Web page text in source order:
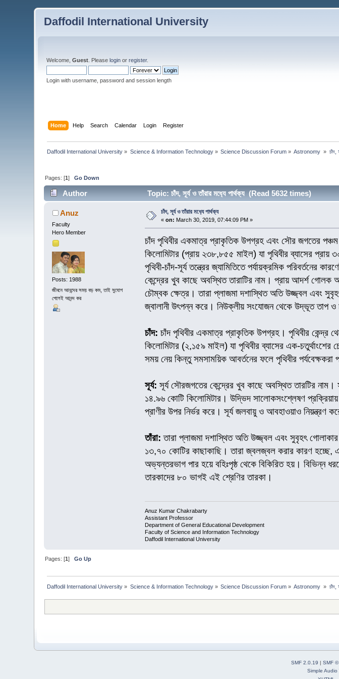
Daffodil International University
Welcome,Guest . Pleaselogin orregister.
Login with username, password and session length
Home Help Search Calendar Login Register
Daffodil International University » Science & Information Technology» Science Discussion Forum » Astronomy » চাঁদ,
Pages: [1]Go Down
Author Topic: চাঁদ, সূর্য ও তাঁরার মধ‍্যে পার্থক‍্য (Read 5632 times)
Anuz
Faculty
Hero Member
Posts: 1988
জীবনে আনন্দের সময় বড় কম, তাই সুযোগ
পেলেই আনন্দ কর
চাঁদ, সূর্য ও তাঁরার মধ‍্যে পার্থক‍্য
«on: March 30, 2019, 07:44:09 PM »
চাঁদ পৃথিবীর একমাত্র প্রাকৃতিক উপগ্রহ এবং সৌর জগতের
কিলোমিটার (প্রায় ২৩৮,৮৫৫ মাইল) যা পৃথিবীর ব্যাসের
পৃথিবী-চাঁদ-সূর্য তন্ত্রের জ্যামিতিতে পর্যায়ক্রমিক পরিবর্তনের
কেন্দ্রের খুব কাছে অবস্থিত তারাটির নাম। প্রায় আদর্শ
চৌম্বক ক্ষেত্র। তারা প্লাজমা দশাস্থিত অতি উজ্জ্বল এবং
জ্বালানী উৎপন্ন করে। নিউক্লীয় সংযোজন থেকে উদ্ভূত তাপ ও
চাঁদ: চাঁদ পৃথিবীর একমাত্র প্রাকৃতিক উপগ্রহ। পৃথিবীর কেন্দ্র
কিলোমিটার (২,১৫৯ মাইল) যা পৃথিবীর ব্যাসের এক-চতুর্থাংশের
সময় নেয় কিন্তু সমসাময়িক আবর্তনের ফলে পৃথিবীর
সূর্য: সূর্য সৌরজগতের কেন্দ্রের খুব কাছে অবস্থিত তারটির
১৪.৯৬ কোটি কিলোমিটার। উদ্ভিদ সালোকসংশ্লেষণ
প্রাণীর উপর নির্ভর করে। সূর্য জলবায়ু ও আবহাওয়াও নিয়ন্ত্রণ
তাঁরা: তারা প্লাজমা দশাস্থিত অতি উজ্জ্বল এবং সুবৃহৎ
১৩,৭০ কোটির কাছাকাছি। তারা জ্বলজ্বল করার কারণ হচ্ছে,
অভ্যন্তরভাগ পার হয়ে বহিঃপৃষ্ঠ থেকে বিকিরিত হয়। বিভিন্ন
তারকাদের ৮০ ভাগই এই শ্রেণির তারকা।
Anuz Kumar Chakrabarty
Assistant Professor
Department of General Educational Development
Faculty of Science and Information Technology
Daffodil International University
Pages: [1]Go Up
Daffodil International University » Science & Information Technology» Science Discussion Forum » Astronomy » চাঁদ,
SMF 2.0.19 | SMF
Simple